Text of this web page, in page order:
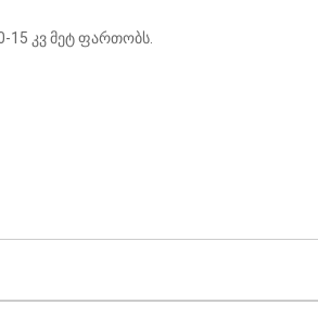
15 კვ მეტ ფართობს.